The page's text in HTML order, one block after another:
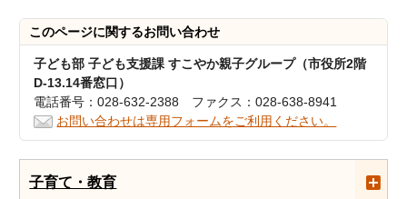
このページに関するお問い合わせ
子ども部 子ども支援課 すこやか親子グループ（市役所2階
D-13.14番窓口）
電話番号：028-632-2388 ファクス：028-638-8941
お問い合わせは専用フォームをご利用ください。
子育て・教育